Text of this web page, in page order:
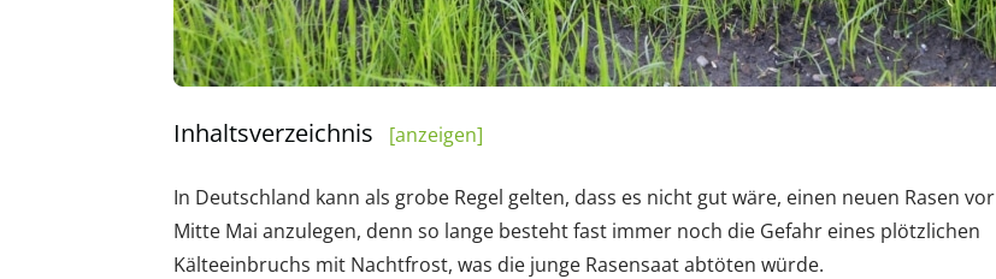
Inhaltsverzeichnis [anzeigen]
In Deutschland kann als grobe Regel gelten, dass es nicht gut wäre, einen neuen Rasen vor
Mitte Mai anzulegen, denn so lange besteht fast immer noch die Gefahr eines plötzlichen
Kälteeinbruchs mit Nachtfrost, was die junge Rasensaat abtöten würde.